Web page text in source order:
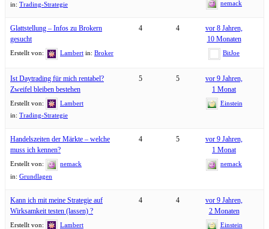
in: Trading-Strategie nemack
Glattstellung – Infos zu Brokern
gesucht
Erstellt von: Lambert in: Broker
4 4
vor 8 Jahren,
10 Monaten
BitJoe
Ist Daytrading für mich rentabel?
Zweifel bleiben bestehen
Erstellt von:
Lambert
in: Trading-Strategie
5 5
vor 9 Jahren,
1 Monat
Einstein
Handelszeiten der Märkte – welche
muss ich kennen?
Erstellt von:
nemack
in: Grundlagen
4 5
vor 9 Jahren,
1 Monat
nemack
Kann ich mit meine Strategie auf
Wirksamkeit testen (lassen) ?
Erstellt von:
Lambert
4 4
vor 9 Jahren,
2 Monaten
Einstein